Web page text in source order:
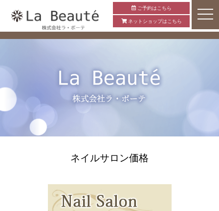
ご予約はこちら
ネットショップはこちら
ネイルサロン価格